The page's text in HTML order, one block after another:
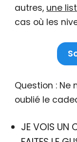
autres, une
cas où les
Question : Ne
oublié le
JE VOIS UN